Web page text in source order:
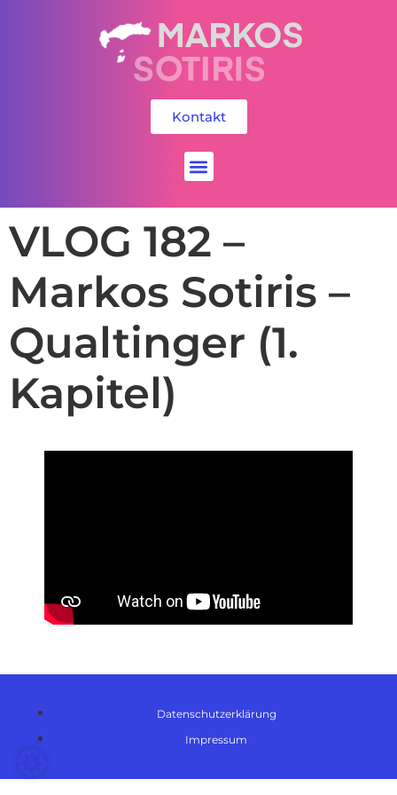
Kontakt
VLOG 182 –
Markos Sotiris –
Qualtinger (1.
Kapitel)
Datenschutzerklärung
Impressum